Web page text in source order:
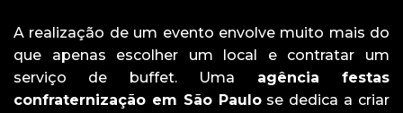
A realização de um evento envolve muito mais do
que apenas escolher um local e contratar um
serviço de buffet. Uma agência festas
confraternização em São Paulose dedica a criar